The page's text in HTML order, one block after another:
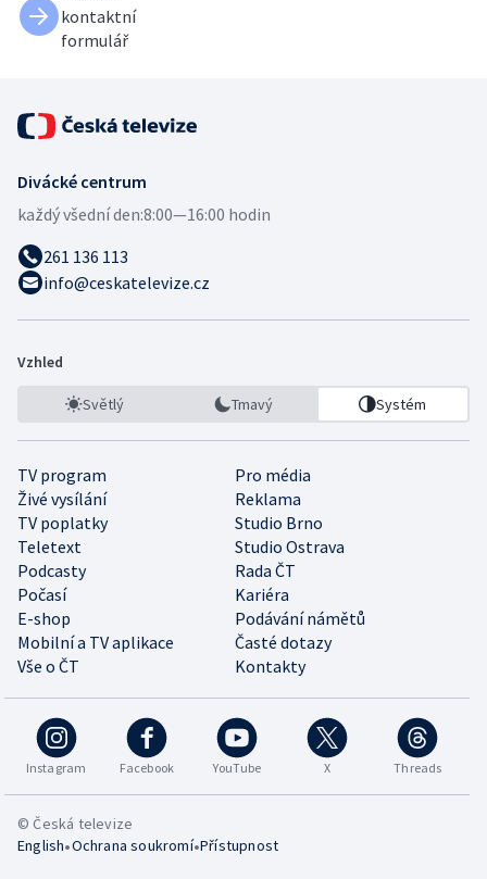
kontaktní
formulář
Divácké centrum
každý všední den:8:00—16:00 hodin
261 136 113
info@ceskatelevize.cz
Vzhled
Světlý Tmavý Systém
TV program
Pro média
Živé vysílání
Reklama
TV poplatky
Studio Brno
Teletext
Studio Ostrava
Podcasty
Rada ČT
Počasí
Kariéra
E-shop
Podávání námětů
Mobilní a TV aplikace
Časté dotazy
Vše o ČT
Kontakty
Instagram Facebook YouTube X Threads
© Česká televize
English•Ochrana soukromí•Přístupnost